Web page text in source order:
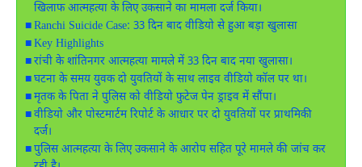
खिलाफ आत्महत्या के लिए उकसाने का मामला दर्ज किया।
Ranchi Suicide Case: 33 दिन बाद वीडियो से हुआ बड़ा खुलासा
Key Highlights
रांची के शांतिनगर आत्महत्या मामले में 33 दिन बाद नया खुलासा।
घटना के समय युवक दो युवतियों के साथ लाइव वीडियो कॉल पर था।
मृतक के पिता ने पुलिस को वीडियो फुटेज पेन ड्राइव में सौंपा।
वीडियो और पोस्टमार्टम रिपोर्ट के आधार पर दो युवतियों पर प्राथमिकी
दर्ज।
पुलिस आत्महत्या के लिए उकसाने के आरोप सहित पूरे मामले की जांच कर